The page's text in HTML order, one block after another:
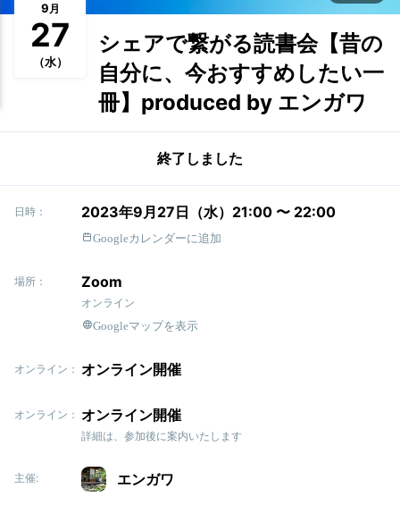
9月
27
（水）
シェアで繋がる読書会【昔の
自分に、今おすすめしたい一
冊】produced by エンガワ
終了しました
日時： 2023年9月27日（水）21:00 〜 22:00
Googleカレンダーに追加
場所： Zoom
オンライン
Googleマップを表示
オンライン： オンライン開催
オンライン： オンライン開催
詳細は、参加後に案内いたします
主催: エンガワ